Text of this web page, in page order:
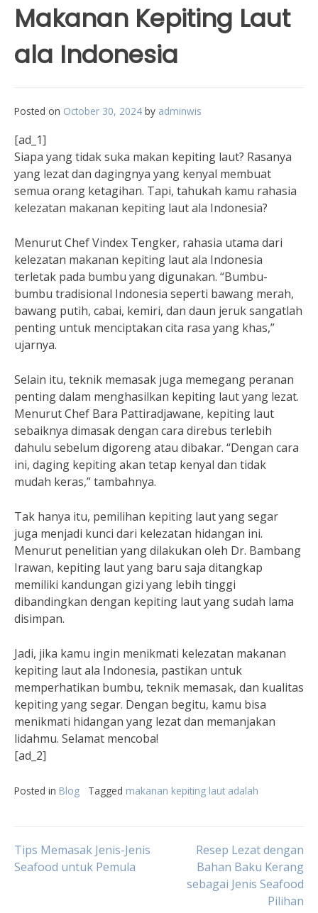
Makanan Kepiting Laut
ala Indonesia
Posted on October 30, 2024 by adminwis
[ad_1]
Siapa yang tidak suka makan kepiting laut? Rasanya
yang lezat dan dagingnya yang kenyal membuat
semua orang ketagihan. Tapi, tahukah kamu rahasia
kelezatan makanan kepiting laut ala Indonesia?
Menurut Chef Vindex Tengker, rahasia utama dari
kelezatan makanan kepiting laut ala Indonesia
terletak pada bumbu yang digunakan. “Bumbu-
bumbu tradisional Indonesia seperti bawang merah,
bawang putih, cabai, kemiri, dan daun jeruk sangatlah
penting untuk menciptakan cita rasa yang khas,”
ujarnya.
Selain itu, teknik memasak juga memegang peranan
penting dalam menghasilkan kepiting laut yang lezat.
Menurut Chef Bara Pattiradjawane, kepiting laut
sebaiknya dimasak dengan cara direbus terlebih
dahulu sebelum digoreng atau dibakar. “Dengan cara
ini, daging kepiting akan tetap kenyal dan tidak
mudah keras,” tambahnya.
Tak hanya itu, pemilihan kepiting laut yang segar
juga menjadi kunci dari kelezatan hidangan ini.
Menurut penelitian yang dilakukan oleh Dr. Bambang
Irawan, kepiting laut yang baru saja ditangkap
memiliki kandungan gizi yang lebih tinggi
dibandingkan dengan kepiting laut yang sudah lama
disimpan.
Jadi, jika kamu ingin menikmati kelezatan makanan
kepiting laut ala Indonesia, pastikan untuk
memperhatikan bumbu, teknik memasak, dan kualitas
kepiting yang segar. Dengan begitu, kamu bisa
menikmati hidangan yang lezat dan memanjakan
lidahmu. Selamat mencoba!
[ad_2]
Posted in Blog Tagged makanan kepiting laut adalah
Post
Tips Memasak Jenis-Jenis
Seafood untuk Pemula
Resep Lezat dengan
Bahan Baku Kerang
sebagai Jenis Seafood
Pilihan